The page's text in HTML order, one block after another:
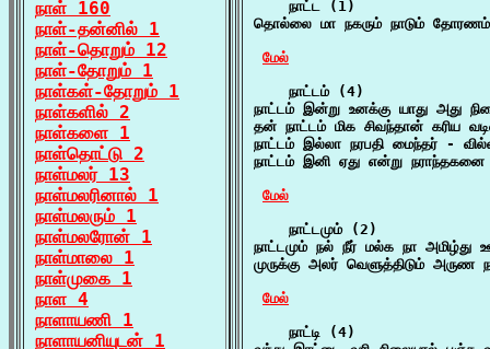
நாள் 160
நாள்-தன்னில் 1
நாள்-தொறும் 12
நாள்-தோறும் 1
நாள்கள்-தோறும் 1
நாள்களில் 2
நாள்களை 1
நாள்தொட்டு 2
நாள்மலர் 13
நாள்மலரினால் 1
நாள்மலரும் 1
நாள்மலரோன் 1
நாள்மாலை 1
நாள்முகை 1
நாள 4
நாளாயணி 1
நாளாயனியுடன் 1
    நாட்ட (1)
தொல்லை மா நகரும் நாடும்
மேல்
    நாட்டம் (4)
நாட்டம் இன்று உனக்கு யாது அது
தன் நாட்டம் மிக சிவந்தான் கரிய
நாட்டம் இல்லா நரபதி மைந்தர் -
நாட்டம் இனி ஏது என்று நராந்தகனை
மேல்
    நாட்டமும் (2)
நாட்டமும் நல் நீர் மல்க நா அமிழ்து
முருக்கு அலர் வெளுத்திடும் அருண
மேல்
    நாட்டி (4)